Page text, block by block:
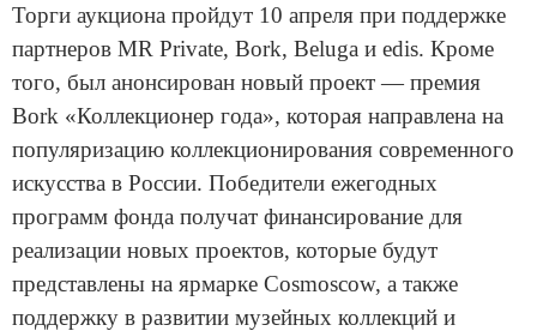
Торги аукциона пройдут 10 апреля при поддержке
партнеров MR Private, Bork, Beluga и edis. Кроме
того, был анонсирован новый проект — премия
Bork «Коллекционер года», которая направлена на
популяризацию коллекционирования современного
искусства в России. Победители ежегодных
программ фонда получат финансирование для
реализации новых проектов, которые будут
представлены на ярмарке Cosmoscow, а также
поддержку в развитии музейных коллекций и